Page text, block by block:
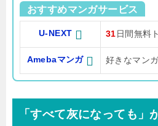
おすすめマンガサービス
U-NEXT 31 日間無料
Amebaマンガ 好きなマン
「すべて灰になっても」